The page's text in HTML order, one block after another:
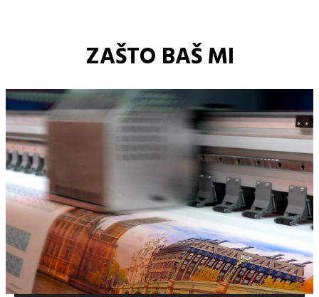
ZAŠTO BAŠ MI